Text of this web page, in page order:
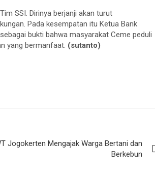
SSI. Dirinya berjanji akan turut
Pada kesempatan itu Ketua Bank
bukti bahwa masyarakat Ceme peduli
yang bermanfaat. (sutanto)
Jogokerten Mengajak Warga Bertani dan
Berkebun